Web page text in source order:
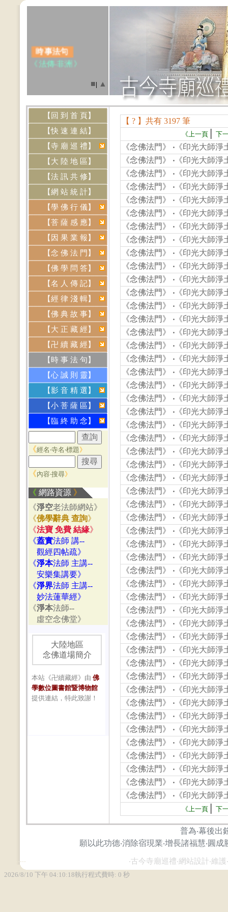
...
時事法句
《法傳‧非洲》
記得二○○三年
我。她說：「東淨
寺.....(點我閱讀)
網站資訊
‧本網站《免費刊
登》各道場法會共修
及活動訊息，歡迎提
供資料，來信請寄
Email:
btly.tw@yahoo.com.tw
■| ▲
【回 到 首 頁】
【快 速 連 結】
【寺 廟 巡 禮】
【大 陸 地 區】
【法 訊 共 修】
【網 站 統 計】
【學 佛 行 儀】
【菩 薩 感 應】
【因 果 業 報】
【念 佛 法 門】
【佛 學 問 答】
【名 人 傳 記】
【經 律 淺 輯】
【佛 典 故 事】
【大 正 藏 經】
【卍 續 藏 經】
【時 事 法 句】
【心 誠 則 靈】
【影 音 精 選】
【小 菩 薩 區】
【臨 終 助 念】
《經名‧寺名‧標題》
《內容‧搜尋》
《 網路資源 》
《淨空老法師網站》
《佛學辭典 查詢》
《法寶 免費 結緣》
《蓋實法師 講--
觀經四帖疏》
《淨本法師 主講--
安樂集講要》
《淨界法師 主講--
妙法蓮華經》
《淨本法師--
虛空念佛堂》
大陸地區
念佛道場簡介
本站《卍續藏經》由 佛
學數位圖書館暨博物館
提供連結，特此致謝！
【 ? 】共有 3197 筆
《上一頁│ 下
《念佛法門》 ‧《印光大師淨
《念佛法門》 ‧《印光大師淨
《念佛法門》 ‧《印光大師淨
《念佛法門》 ‧《印光大師淨
《念佛法門》 ‧《印光大師淨
《念佛法門》 ‧《印光大師淨
《念佛法門》 ‧《印光大師淨
《念佛法門》 ‧《印光大師淨
《念佛法門》 ‧《印光大師淨
《念佛法門》 ‧《印光大師淨
《念佛法門》 ‧《印光大師淨
《念佛法門》 ‧《印光大師淨
《念佛法門》 ‧《印光大師淨
《念佛法門》 ‧《印光大師淨
《念佛法門》 ‧《印光大師淨
《念佛法門》 ‧《印光大師淨
《念佛法門》 ‧《印光大師淨
《念佛法門》 ‧《印光大師淨
《念佛法門》 ‧《印光大師淨
《念佛法門》 ‧《印光大師淨
《念佛法門》 ‧《印光大師淨
《念佛法門》 ‧《印光大師淨
《念佛法門》 ‧《印光大師淨
《念佛法門》 ‧《印光大師淨
《念佛法門》 ‧《印光大師淨
《念佛法門》 ‧《印光大師淨
《念佛法門》 ‧《印光大師淨
《念佛法門》 ‧《印光大師淨
《念佛法門》 ‧《印光大師淨
《念佛法門》 ‧《印光大師淨
《念佛法門》 ‧《印光大師淨
《念佛法門》 ‧《印光大師淨
《念佛法門》 ‧《印光大師淨
《念佛法門》 ‧《印光大師淨
《念佛法門》 ‧《印光大師淨
《念佛法門》 ‧《印光大師淨
《念佛法門》 ‧《印光大師淨
《念佛法門》 ‧《印光大師淨
《念佛法門》 ‧《印光大師淨
《念佛法門》 ‧《印光大師淨
《念佛法門》 ‧《印光大師淨
《念佛法門》 ‧《印光大師淨
《念佛法門》 ‧《印光大師淨
《念佛法門》 ‧《印光大師淨
《念佛法門》 ‧《印光大師淨
《念佛法門》 ‧《印光大師淨
《念佛法門》 ‧《印光大師淨
《念佛法門》 ‧《印光大師淨
《念佛法門》 ‧《印光大師淨
《念佛法門》 ‧《印光大師淨
《上一頁│ 下
普為‧幕後出
願以此功德‧消除宿現業‧增長諸福慧‧圓
‧古今寺廟巡禮‧網站設計‧維
2026/8/10 下午 04:10:18執行程式費時: 0 秒